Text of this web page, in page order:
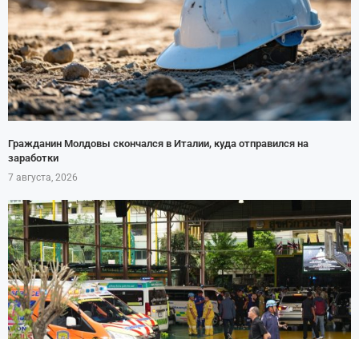
Гражданин Молдовы скончался в Италии, куда отправился на
заработки
7 августа, 2026